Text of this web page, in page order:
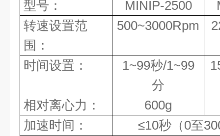
型号：
MINIP-2500
转速设置范
围：
500~3000Rpm
时间设置： 1~99秒/1~99
分
相对离心力：
600g
加速时间：
≤10秒（0至